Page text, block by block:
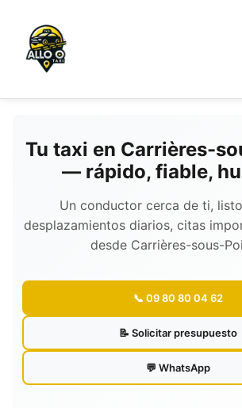
Tu taxi en Carrières-
— rápido, fiable,
Un conductor cerca de ti,
desplazamientos diarios, citas
desde Carrières-sous-
📞 09 80 80 04 62
📝 Solicitar presupuesto
💬 WhatsApp